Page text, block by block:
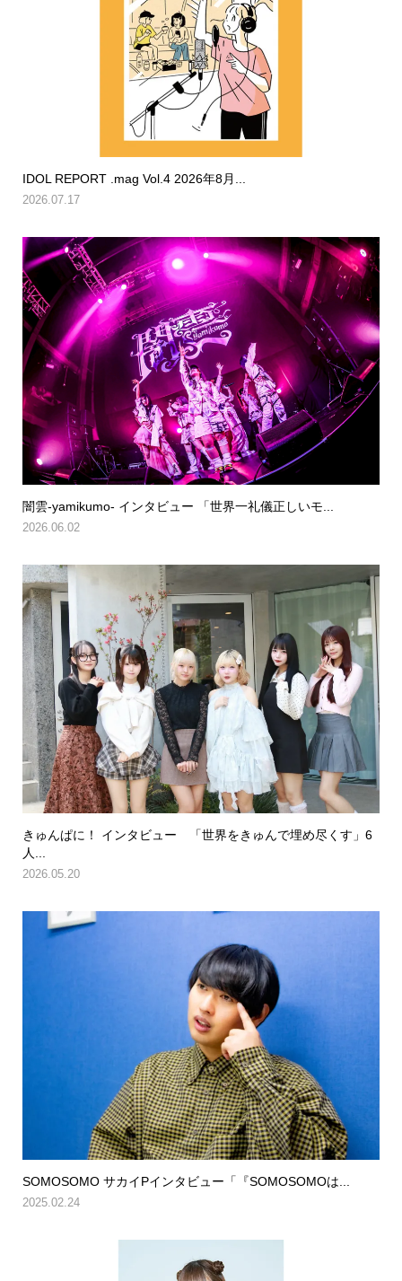
IDOL REPORT .mag Vol.4 2026年8月...
2026.07.17
闇雲-yamikumo- インタビュー 「世界一礼儀正しいモ...
2026.06.02
きゅんぱに！ インタビュー 「世界をきゅんで埋め尽くす」6
人...
2026.05.20
SOMOSOMO サカイPインタビュー「『SOMOSOMOは...
2025.02.24